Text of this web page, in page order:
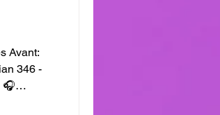
Avant:
346 -
🎧